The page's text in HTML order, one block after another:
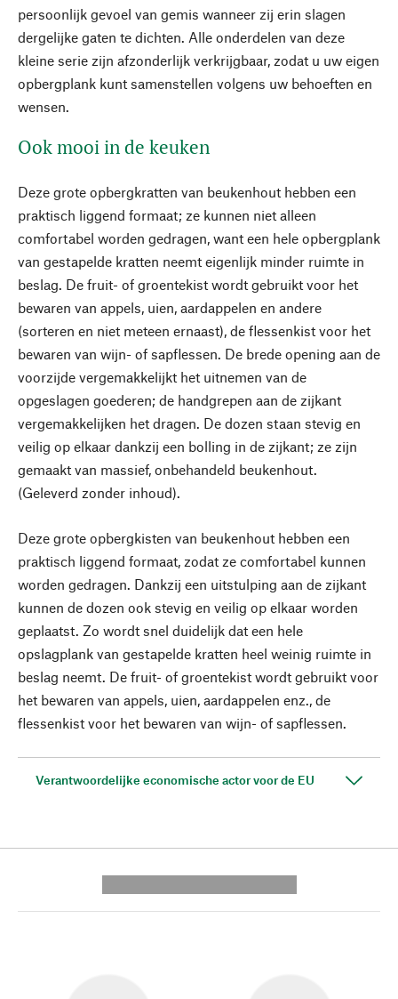
persoonlijk gevoel van gemis wanneer zij erin slagen
dergelijke gaten te dichten. Alle onderdelen van deze
kleine serie zijn afzonderlijk verkrijgbaar, zodat u uw eigen
opbergplank kunt samenstellen volgens uw behoeften en
wensen.
Ook mooi in de keuken
Deze grote opbergkratten van beukenhout hebben een
praktisch liggend formaat; ze kunnen niet alleen
comfortabel worden gedragen, want een hele opbergplank
van gestapelde kratten neemt eigenlijk minder ruimte in
beslag. De fruit- of groentekist wordt gebruikt voor het
bewaren van appels, uien, aardappelen en andere
(sorteren en niet meteen ernaast), de flessenkist voor het
bewaren van wijn- of sapflessen. De brede opening aan de
voorzijde vergemakkelijkt het uitnemen van de
opgeslagen goederen; de handgrepen aan de zijkant
vergemakkelijken het dragen. De dozen staan stevig en
veilig op elkaar dankzij een bolling in de zijkant; ze zijn
gemaakt van massief, onbehandeld beukenhout.
(Geleverd zonder inhoud).
Deze grote opbergkisten van beukenhout hebben een
praktisch liggend formaat, zodat ze comfortabel kunnen
worden gedragen. Dankzij een uitstulping aan de zijkant
kunnen de dozen ook stevig en veilig op elkaar worden
geplaatst. Zo wordt snel duidelijk dat een hele
opslagplank van gestapelde kratten heel weinig ruimte in
beslag neemt. De fruit- of groentekist wordt gebruikt voor
het bewaren van appels, uien, aardappelen enz., de
flessenkist voor het bewaren van wijn- of sapflessen.
Verantwoordelijke economische actor voor de EU